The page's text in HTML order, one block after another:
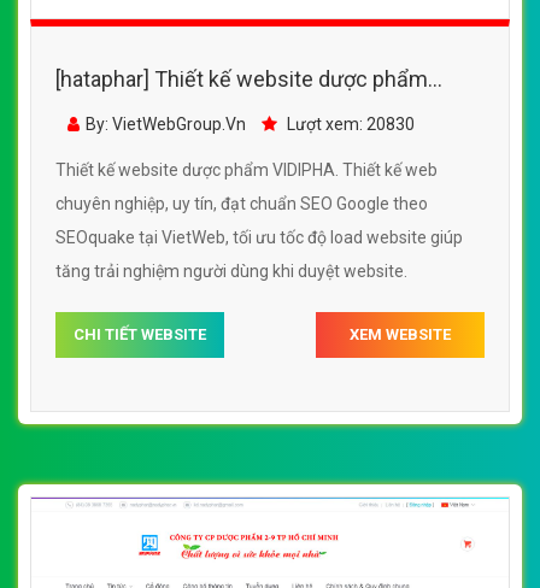
[hataphar] Thiết kế website dược phẩm
VIDIPHA đẹp, chuyên nghiệp chuẩn SEO
By: VietWebGroup.Vn Lượt xem: 20830
Thiết kế website dược phẩm VIDIPHA. Thiết kế web
chuyên nghiệp, uy tín, đạt chuẩn SEO Google theo
SEOquake tại VietWeb, tối ưu tốc độ load website giúp
tăng trải nghiệm người dùng khi duyệt website.
CHI TIẾT WEBSITE XEM WEBSITE